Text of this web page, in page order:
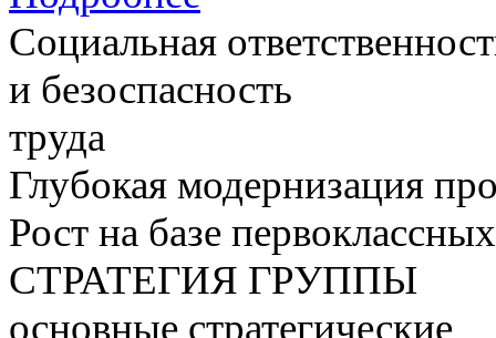
Социальная
и безоспасность
труда
Глубокая модернизация
Рост на базе
СТРАТЕГИЯ ГРУППЫ
основные стратегические